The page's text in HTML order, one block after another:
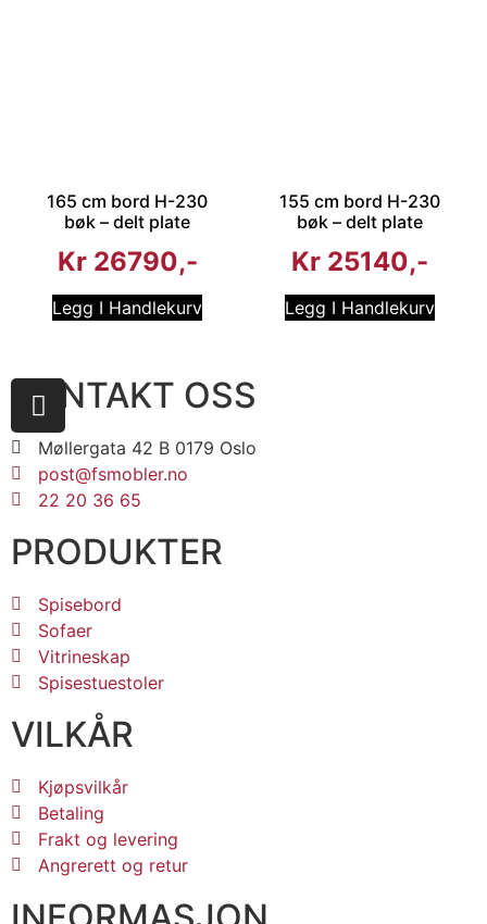
165 cm bord H-230
bøk – delt plate
Kr26790
Legg I Handlekurv
155 cm bord H-230
bøk – delt plate
Kr 25140
Legg I Handlekurv
VILKÅR
Kjøpsvilkår
Betaling
Frakt og levering
Angrerett og retur
PRODUKTER
Spisebord
Sofaer
Vitrineskap
Spisestuestoler
KONTAKT OSS
Møllergata 42 B 0179 Oslo
post@fsmobler.no
22 20 36 65